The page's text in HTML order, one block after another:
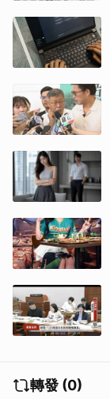
轉發 (0)